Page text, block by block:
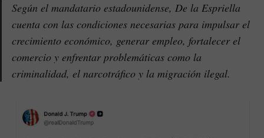
Según el mandatario estadounidense, De la Espriella
cuenta con las condiciones necesarias para impulsar el
crecimiento económico, generar empleo, fortalecer el
comercio y enfrentar problemáticas como la
criminalidad, el narcotráfico y la migración ilegal.